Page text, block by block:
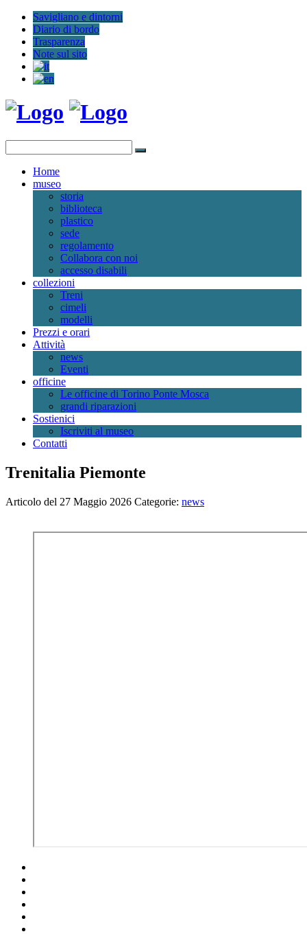
Savigliano e dintorni
Diario di bordo
Trasparenza
Note sul sito
Home
museo
storia
biblioteca
plastico
sede
regolamento
Collabora con noi
accesso disabili
collezioni
Treni
cimeli
modelli
Prezzi e orari
Attività
news
Eventi
officine
Le officine di Torino Ponte Mosca
grandi riparazioni
Sostienici
Iscriviti al museo
Contatti
Trenitalia Piemonte
Articolo del 27 Maggio 2026 Categorie: news